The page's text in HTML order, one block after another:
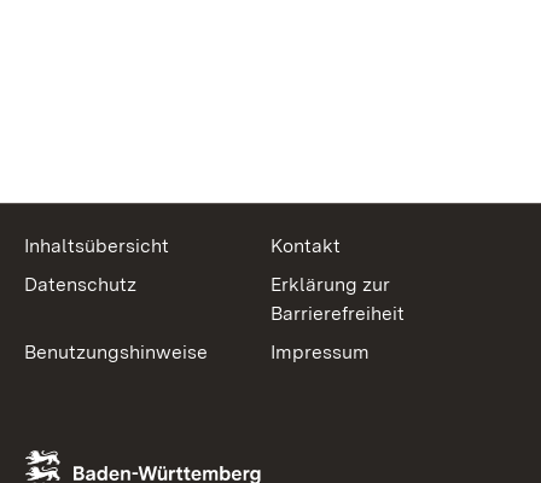
Inhaltsübersicht
Kontakt
Datenschutz
Erklärung zur
Barrierefreiheit
Benutzungshinweise
Impressum